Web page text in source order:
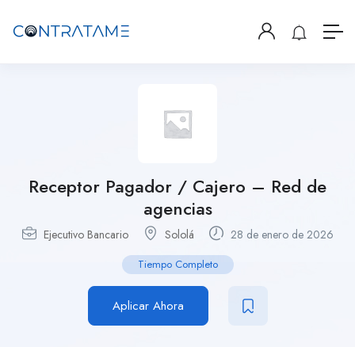
Receptor Pagador / Cajero – Red de
agencias
Ejecutivo Bancario Sololá 28 de enero de 2026
Tiempo Completo
Aplicar Ahora